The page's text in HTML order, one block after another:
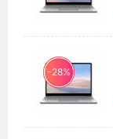
-28%